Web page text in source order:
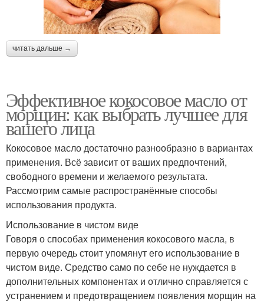
читать дальше →
Эффективное кокосовое масло от
морщин: как выбрать лучшее для
вашего лица
Кокосовое масло достаточно разнообразно в вариантах
применения. Всё зависит от ваших предпочтений,
свободного времени и желаемого результата.
Рассмотрим самые распространённые способы
использования продукта.
Использование в чистом виде
Говоря о способах применения кокосового масла, в
первую очередь стоит упомянут его использование в
чистом виде. Средство само по себе не нуждается в
дополнительных компонентах и отлично справляется с
устранением и предотвращением появления морщин на